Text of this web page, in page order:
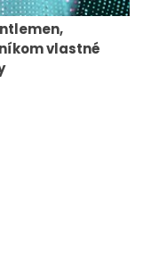
vlastné